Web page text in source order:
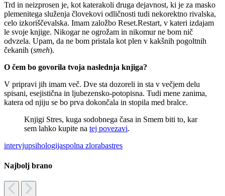
Trd in neizprosen je, kot katerakoli druga dejavnost, ki je za masko
plemenitega služenja človekovi odličnosti tudi nekorektno rivalska,
celo izkoriščevalska. Imam založbo Reset.Restart, v kateri izdajam
le svoje knjige. Nikogar ne ogrožam in nikomur ne bom nič
odvzela. Upam, da ne bom pristala kot plen v kakšnih pogoltnih
čekanih (smeh).
O čem bo govorila tvoja naslednja knjiga?
V pripravi jih imam več. Dve sta dozoreli in sta v večjem delu
spisani, esejistična in ljubezensko-potopisna. Tudi mene zanima,
katera od njiju se bo prva dokončala in stopila med bralce.
Knjigi Stres, kuga sodobnega časa in Smem biti to, kar
sem lahko kupite na tej povezavi.
intervjupsihologijaspolna zlorabastres
Najbolj brano